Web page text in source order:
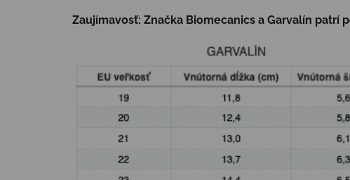
Zaujímavosť: Značka Biomecanics a Garvalín